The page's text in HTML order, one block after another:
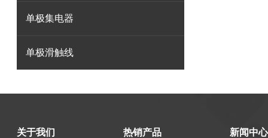
单极集电器
单极滑触线
关于我们 热销产品 新闻中心